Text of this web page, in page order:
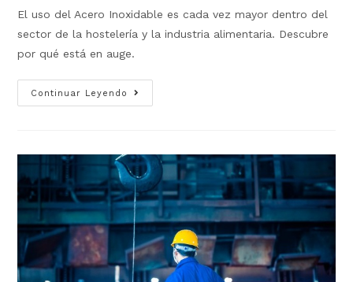
El uso del Acero Inoxidable es cada vez mayor dentro del
sector de la hostelería y la industria alimentaria. Descubre
por qué está en auge.
Continuar Leyendo